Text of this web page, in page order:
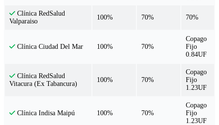
Clínica RedSalud
Valparaiso
100% 70% 70%
Clínica Ciudad Del Mar 100% 70%
Copago
Fijo
0.84UF
Clínica RedSalud
Vitacura (Ex Tabancura)
100% 70%
Copago
Fijo
1.23UF
Clínica Indisa Maipú 100% 70%
Copago
Fijo
1.23UF